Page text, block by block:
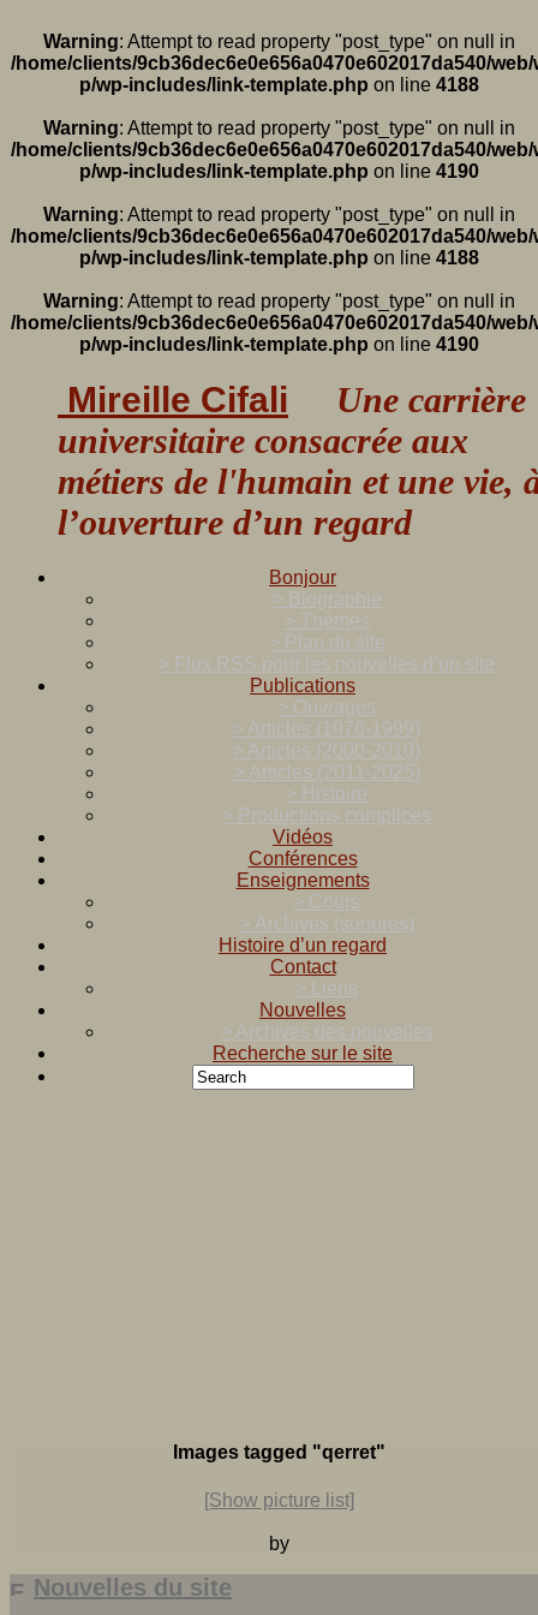
Warning: Attempt to read property "post_type" on null in
/home/clients/9cb36dec6e0e656a0470e602017da540/web/
p/wp-includes/link-template.php on line 4188
Warning: Attempt to read property "post_type" on null in
/home/clients/9cb36dec6e0e656a0470e602017da540/web/
p/wp-includes/link-template.php on line 4190
Warning: Attempt to read property "post_type" on null in
/home/clients/9cb36dec6e0e656a0470e602017da540/web/
p/wp-includes/link-template.php on line 4188
Warning: Attempt to read property "post_type" on null in
/home/clients/9cb36dec6e0e656a0470e602017da540/web/
p/wp-includes/link-template.php on line 4190
Mireille Cifali Une carrière
universitaire consacrée aux
métiers de l'humain et une vie,
l’ouverture d’un regard
Bonjour
> Biographie
> Thèmes
> Plan du site
> Flux RSS pour les nouvelles d’un site
Publications
> Ouvrages
> Articles (1976-1999)
> Articles (2000-2010)
> Articles (2011-2025)
> Histoire
> Productions complices
Vidéos
Conférences
Enseignements
> Cours
> Archives (sonores)
Histoire d’un regard
Contact
> Liens
Nouvelles
> Archives des nouvelles
Recherche sur le site
Images tagged "qerret"
[Show picture list]
by
Nouvelles du site